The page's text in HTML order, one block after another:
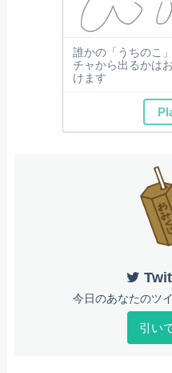
誰かの「うちのこ
チャから出るかは
けます
今日のあなたのツ
引い